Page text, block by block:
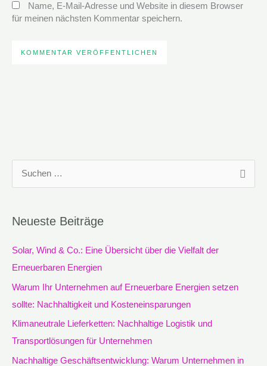
Name, E-Mail-Adresse und Website in diesem Browser
für meinen nächsten Kommentar speichern.
h
e
n
Neueste Beiträge
Solar, Wind & Co.: Eine Übersicht über die Vielfalt der
Erneuerbaren Energien
Warum Ihr Unternehmen auf Erneuerbare Energien setzen
sollte: Nachhaltigkeit und Kosteneinsparungen
Klimaneutrale Lieferketten: Nachhaltige Logistik und
Transportlösungen für Unternehmen
Nachhaltige Geschäftsentwicklung: Warum Unternehmen in